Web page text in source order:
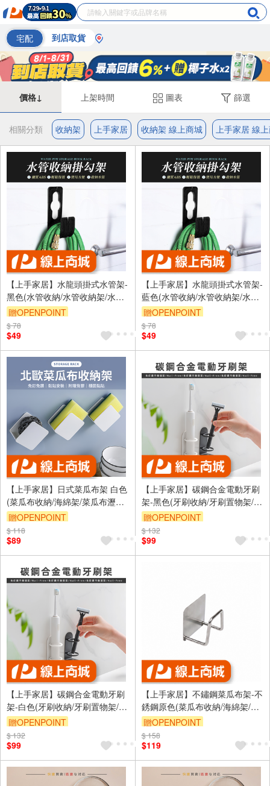
宅配 到店取貨
價格↓ 上架時間 圖表 篩選
相關分類 收納架 上手家居 收納架 線上商城 上手家居 線
【上手家居】水龍頭掛式水管架-
黑色(水管收納/水管收納架/水管
掛鉤/水管掛架/水管支架/水管掛
勾)
贈OPENPOINT
訂單滿999享9折
$ 78
$49
【上手家居】水龍頭掛式水管架-
藍色(水管收納/水管收納架/水管
掛鉤/水管掛架/水管支架/水管掛
勾)
贈OPENPOINT
訂單滿999享9折
$ 78
$49
【上手家居】日式菜瓜布架 白色
(菜瓜布收納/海綿架/菜瓜布瀝水/
海綿瀝水架/海綿掛架)
贈OPENPOINT
訂單滿999享9折
$ 118
$89
【上手家居】碳鋼合金電動牙刷
架-黑色(牙刷收納/牙刷置物架/牙
刷收納架/浴室牙刷架/壁掛牙刷
架/牙刷掛架/牙刷座)
贈OPENPOINT
訂單滿999享9折
$ 132
$99
【上手家居】碳鋼合金電動牙刷
架-白色(牙刷收納/牙刷置物架/牙
刷收納架/浴室牙刷架/壁掛牙刷
架/牙刷掛架/牙刷座)
贈OPENPOINT
訂單滿999享9折
$ 132
$99
【上手家居】不鏽鋼菜瓜布架-不
銹鋼原色(菜瓜布收納/海綿架/菜
瓜布瀝水/海綿瀝水架/海綿掛架)
贈OPENPOINT
訂單滿999享9折
$ 158
$119